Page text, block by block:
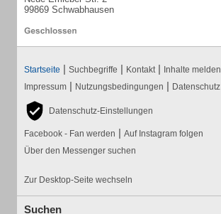
99869 Schwabhausen
Startseite | Suchbegriffe | Kontakt | Inhalte melden
Impressum | Nutzungsbedingungen | Datenschutz
Datenschutz-Einstellungen
Facebook - Fan werden | Auf Instagram folgen
Über den Messenger suchen
Zur Desktop-Seite wechseln
Suchen